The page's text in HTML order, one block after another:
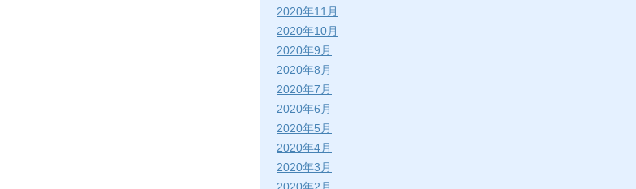
2020年11月
2020年10月
2020年9月
2020年8月
2020年7月
2020年6月
2020年5月
2020年4月
2020年3月
2020年2月